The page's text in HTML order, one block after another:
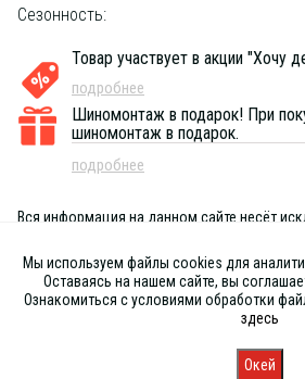
Сезонность:
Товар участвует в акции "Хочу
подробнее
Шиномонтаж в подарок! При
шиномонтаж в подарок.
подробнее
Вся информация на данном сайте несёт
публичной офертой, определяемой
РФ
Мы используем файлы cookies для
Оставаясь на нашем сайте, вы
Ознакомиться с условиями обработки
здесь
Окей